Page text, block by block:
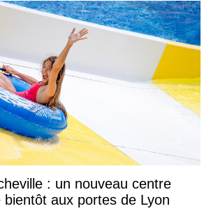
: un nouveau centre
bientôt aux portes de Lyon